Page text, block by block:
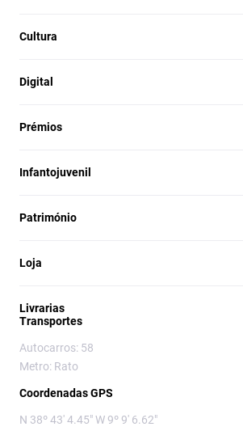
Cultura
Digital
Prémios
Infantojuvenil
Património
Loja
Livrarias
Transportes
Autocarros: 58
Metro: Rato
Coordenadas GPS
N 38º 43' 4.45" W 9º 9' 6.62"